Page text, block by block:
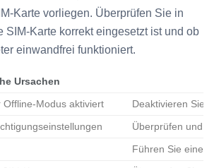
Karte vorliegen. Überprüfen Sie in
SIM-Karte korrekt eingesetzt ist und ob
einwandfrei funktioniert.
Ursachen
Offline-Modus aktiviert Deaktivieren Sie
Überprüfen und
Führen Sie einen